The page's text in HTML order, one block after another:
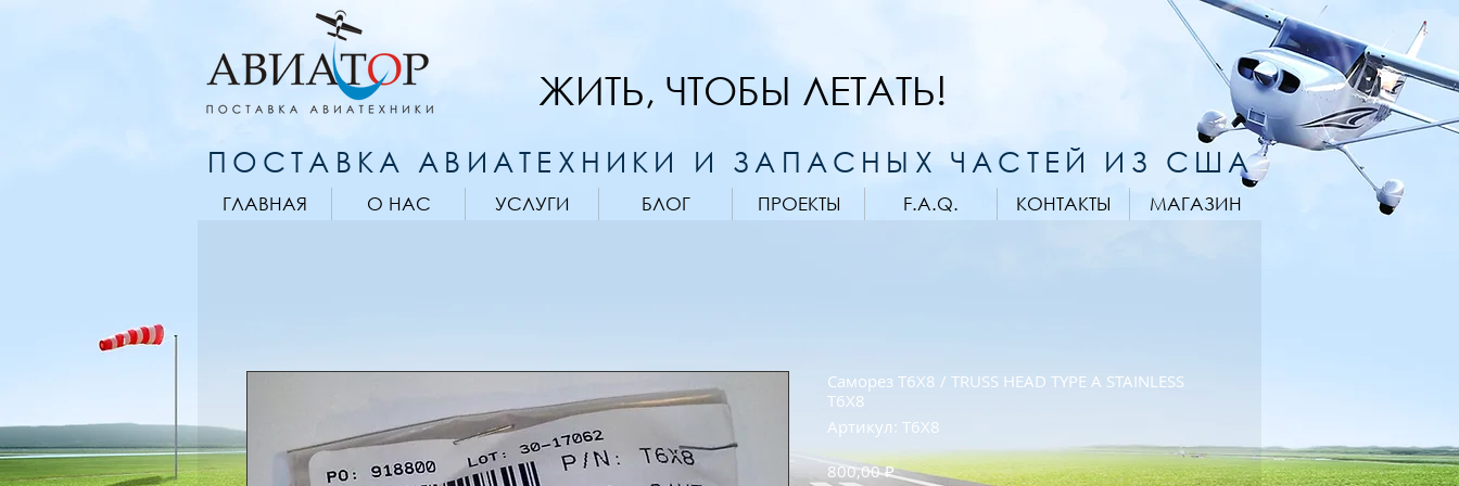
ЖИТЬ, ЧТОБЫ ЛЕТАТЬ!
ПОСТАВКА АВИАТЕХНИКИ И ЗАПАСНЫХ ЧАСТЕЙ ИЗ США
ГЛАВНАЯ О НАС УСЛУГИ БЛОГ ПРОЕКТЫ F.A.Q. КОНТАКТЫ МАГАЗИН
Саморез T6X8 / TRUSS HEAD TYPE A STAINLESS
T6X8
Артикул: T6X8
800,00 ₽Цена